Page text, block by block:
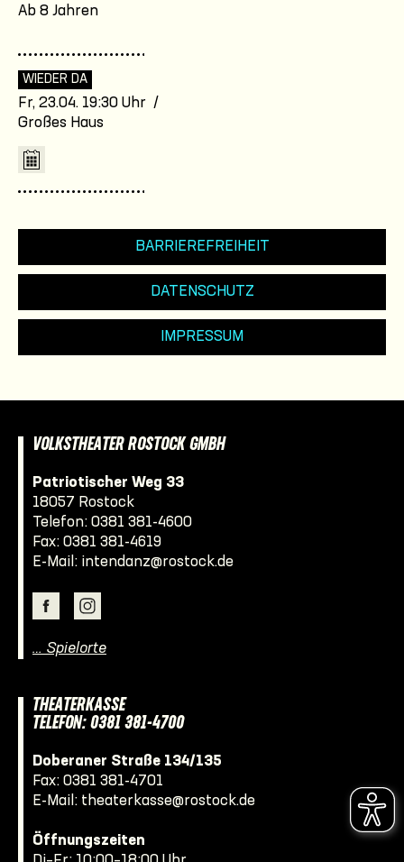
Ab 8 Jahren
WIEDER DA
Fr, 23.04. 19:30 Uhr /
Großes Haus
BARRIEREFREIHEIT
DATENSCHUTZ
IMPRESSUM
VOLKSTHEATER ROSTOCK GMBH
Patriotischer Weg 33
18057 Rostock
Telefon: 0381 381-4600
Fax: 0381 381-4619
E-Mail: intendanz@rostock.de
… Spielorte
THEATERKASSE
TELEFON: 0381 381-4700
Doberaner Straße 134/135
Fax: 0381 381-4701
E-Mail: theaterkasse@rostock.de
Öffnungszeiten